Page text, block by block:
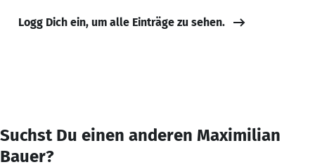
Logg Dich ein, um alle Einträge zu sehen.
Suchst Du einen anderen Maximilian
Bauer?